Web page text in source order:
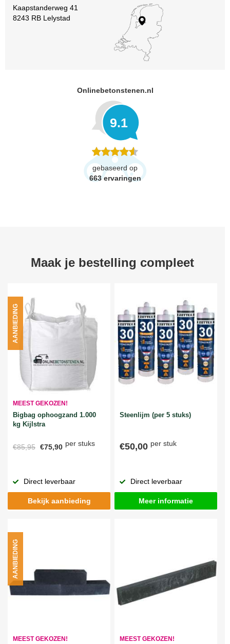
Kaapstanderweg 41
8243 RB Lelystad
Onlinebetonstenen.nl
9.1
gebaseerd op
663 ervaringen
Maak je bestelling compleet
MEEST GEKOZEN!
Bigbag ophoogzand 1.000
kg Kijlstra
€85,95 €75,90 per stuks
AANBIEDING
Direct leverbaar
Bekijk aanbieding
Steenlijm (per 5 stuks)
€50,00 per stuk
Direct leverbaar
Meer informatie
MEEST GEKOZEN!
AANBIEDING
MEEST GEKOZEN!